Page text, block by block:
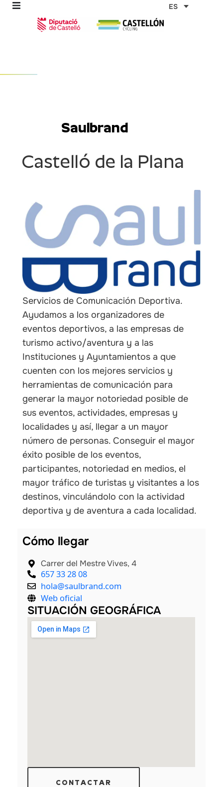
contenido
ES
Saulbrand
Castelló de la Plana
Servicios de Comunicación Deportiva.
Ayudamos a los organizadores de
eventos deportivos, a las empresas de
turismo activo/aventura y a las
Instituciones y Ayuntamientos a que
cuenten con los mejores servicios y
herramientas de comunicación para
generar la mayor notoriedad posible de
sus eventos, actividades, empresas y
localidades y así, llegar a un mayor
número de personas. Conseguir el mayor
éxito posible de los eventos,
participantes, notoriedad en medios, el
mayor tráfico de turistas y visitantes a los
destinos, vinculándolo con la actividad
deportiva y de aventura a cada localidad.
Cómo llegar
Carrer del Mestre Vives, 4
657 33 28 08
hola@saulbrand.com
Web oficial
SITUACIÓN GEOGRÁFICA
CONTACTAR